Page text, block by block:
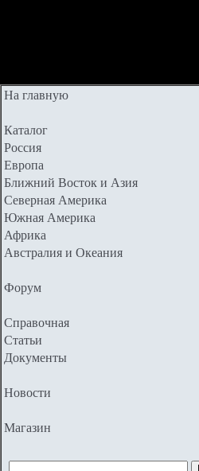
На главную
Каталог
Россия
Европа
Ближний Восток и Азия
Северная Америка
Южная Америка
Африка
Австралия и Океания
Форум
Справочная
Статьи
Документы
Новости
Магазин